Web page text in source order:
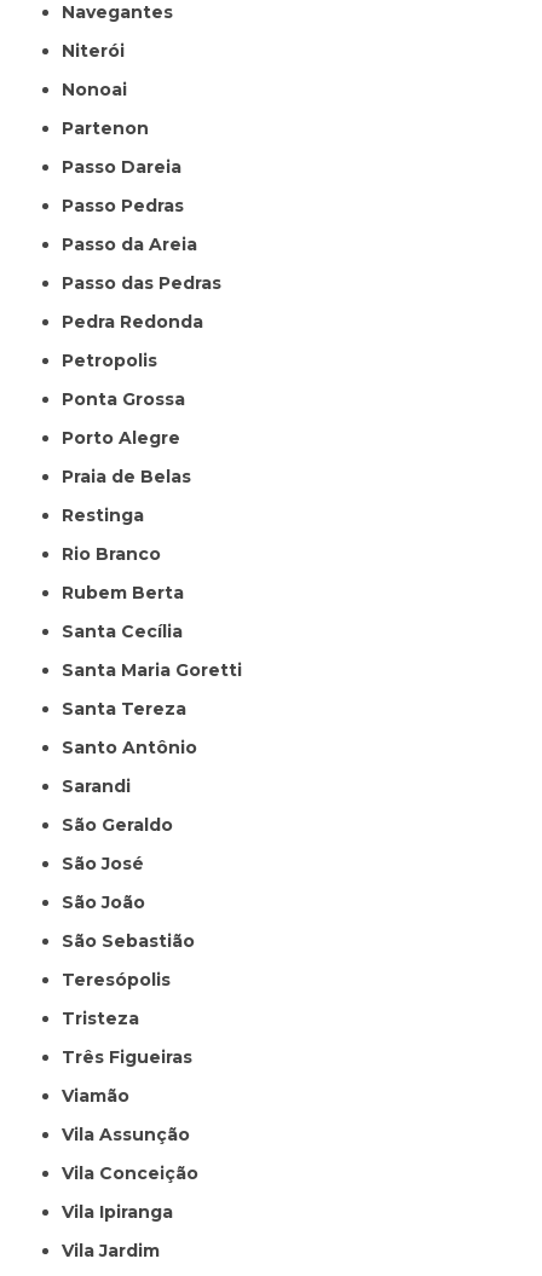
Navegantes
Niterói
Nonoai
Partenon
Passo Dareia
Passo Pedras
Passo da Areia
Passo das Pedras
Pedra Redonda
Petropolis
Ponta Grossa
Porto Alegre
Praia de Belas
Restinga
Rio Branco
Rubem Berta
Santa Cecília
Santa Maria Goretti
Santa Tereza
Santo Antônio
Sarandi
São Geraldo
São José
São João
São Sebastião
Teresópolis
Tristeza
Três Figueiras
Viamão
Vila Assunção
Vila Conceição
Vila Ipiranga
Vila Jardim